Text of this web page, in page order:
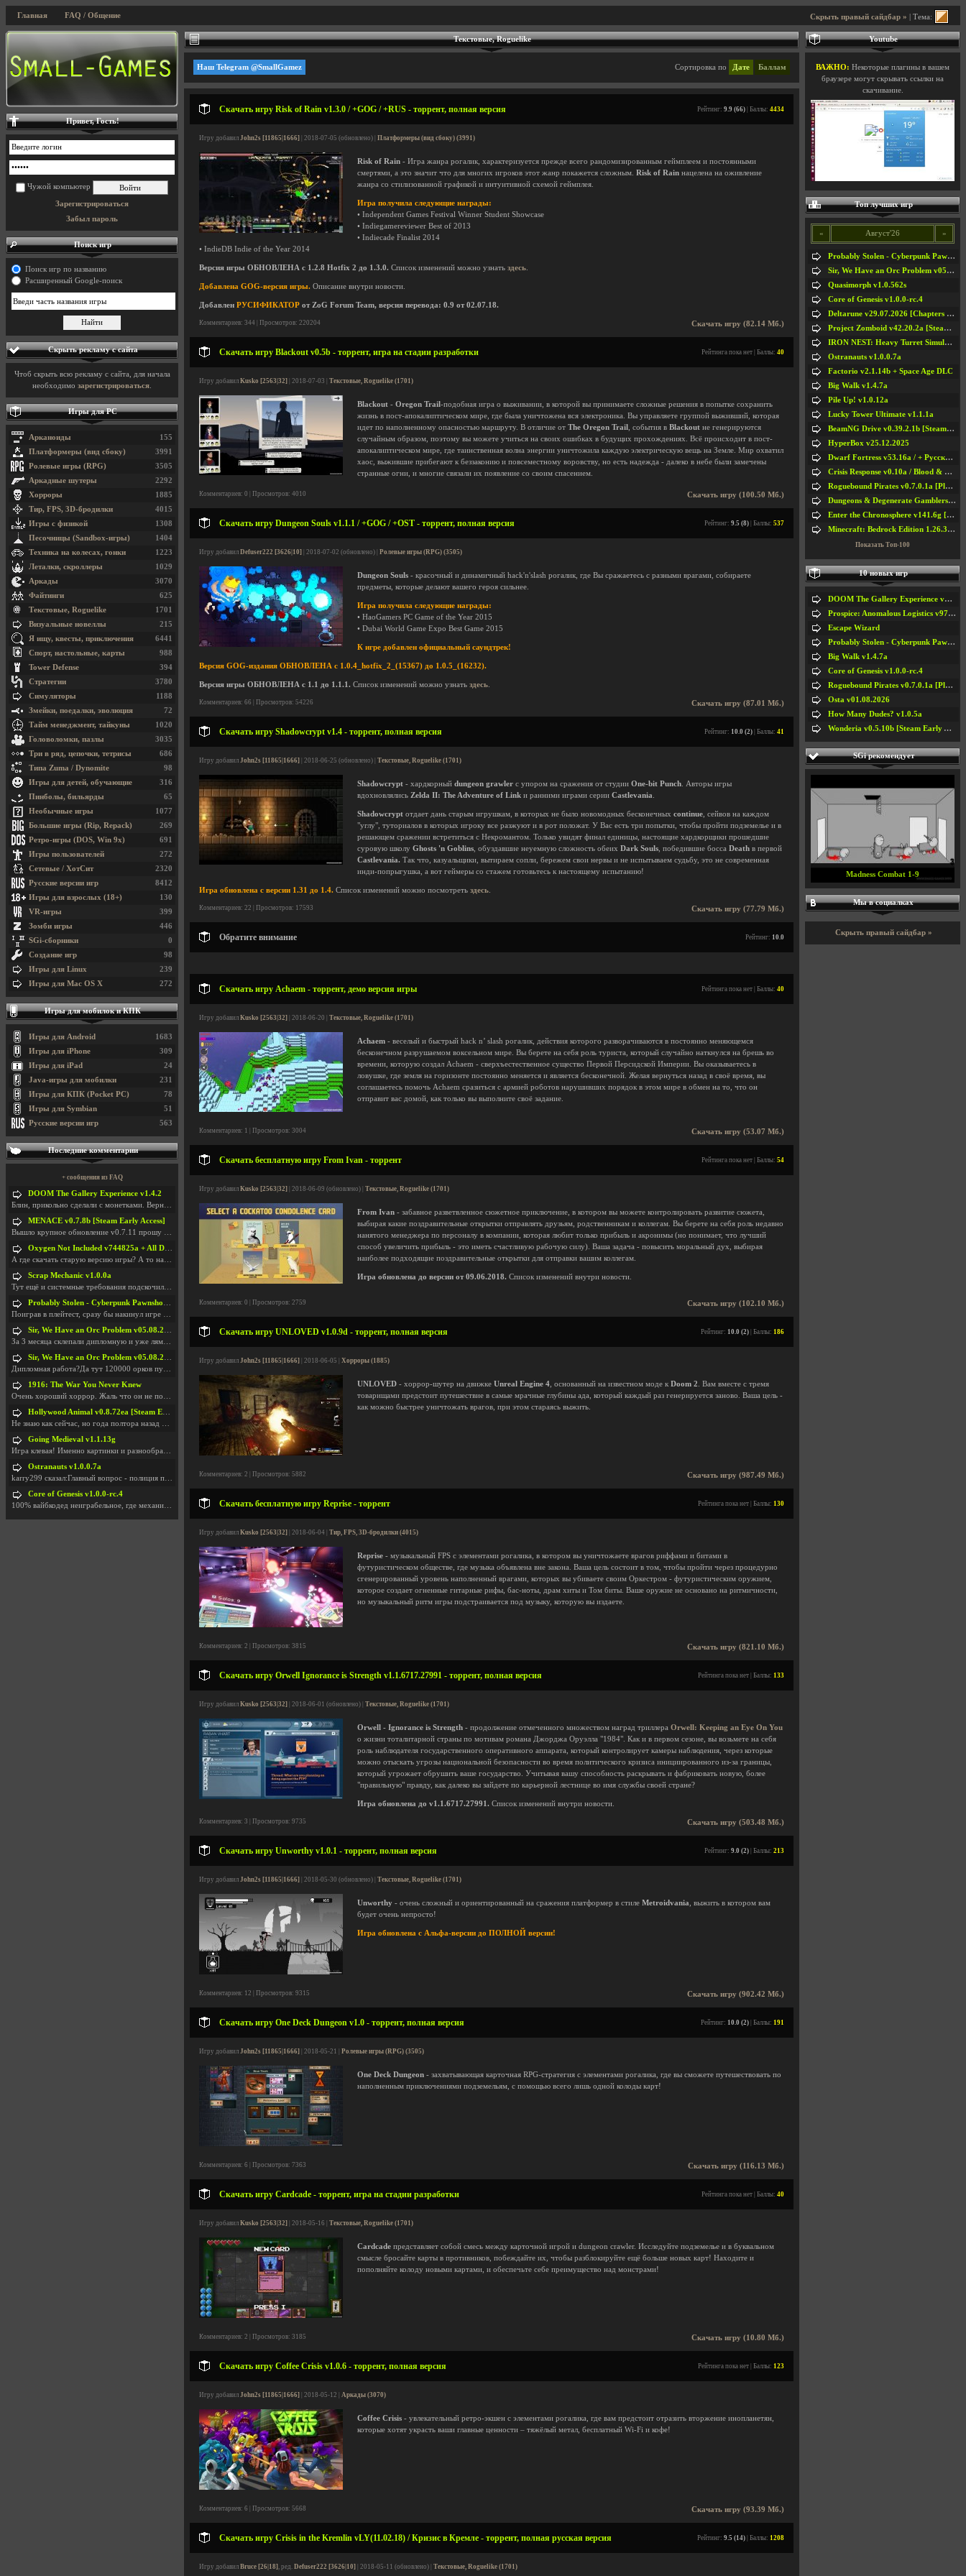
Скрыть правый сайдбар » | Тема:
Главная FAQ / Общение
Текстовые, Roguelike
Сортировка по Дате Баллам
Наш Telegram @SmallGamez
Скачать игру Risk of Rain v1.3.0 / +GOG / +RUS - торрент, полная версия Рейтинг: 9.9 (66) | Баллы: 4434
Игру добавил John2s [11865|1666] | 2018-07-05 (обновлено) | Платформеры (вид сбоку) (3991)
Risk of Rain - Игра жанра рогалик, характеризуется прежде всего рандомизированным геймплеем и постоянными
смертями, а это значит что для многих игроков этот жанр покажется сложным. Risk of Rain нацелена на оживление
жанра со стилизованной графикой и интуитивной схемой геймплея.
Игра получила следующие награды:
• Independent Games Festival Winner Student Showcase
• Indiegamereviewer Best of 2013
• Indiecade Finalist 2014
• IndieDB Indie of the Year 2014
Версия игры ОБНОВЛЕНА с 1.2.8 Hotfix 2 до 1.3.0. Список изменений можно узнать здесь
Добавлена GOG-версия игры. Описание внутри новости.
Добавлен РУСИФИКАТОР от ZoG Forum Team, версия перевода: 0.9 от 02.07.18.
Скачать игру (82.14 Мб.)
Комментариев: 344 | Просмотров: 220204
Скачать игру Blackout v0.5b - торрент, игра на стадии разработки Рейтинга пока нет | Баллы: 40
Игру добавил Kusko [2563|32] | 2018-07-03 | Текстовые, Roguelike (1701)
Blackout - Oregon Trail-подобная игра о выживании, в которой вы принимаете сложные решения в попытке сохранить
жизнь в пост-апокалиптическом мире, где была уничтожена вся электроника. Вы управляете группой выживший, которая
идет по наполненному опасностью маршруту. В отличие от The Oregon Trail , события в Blackout не генерируются
случайным образом, поэтому вы можете учиться на своих ошибках в будущих прохождениях. Всё происходит в пост-
апокалиптическом мире, где таинственная волна энергии уничтожила каждую электрическую вещь на Земле. Мир охватил
хаос, выжившие прибегают к беззаконию и повсеместному воровству, но есть надежда - далеко в небе были замечены
странные огни, и многие связали их появление со своим спасением.
Скачать игру (100.50 Мб.)
Комментариев: 0 | Просмотров: 4010
Скачать игру Dungeon Souls v1.1.1 / +GOG / +OST - торрент, полная версия Рейтинг: 9.5 (8) | Баллы: 537
Игру добавил Defuser222 [3626|10] | 2018-07-02 (обновлено) | Ролевые игры (RPG) (3505)
Dungeon Souls - красочный и динамичный hack'n'slash рогалик, где Вы сражаетесь с разными врагами, собираете
предметы, которые делают вашего героя сильнее.
Игра получила следующие награды:
• HaoGamers PC Game of the Year 2015
• Dubai World Game Expo Best Game 2015
К игре добавлен официальный саундтрек!
Версия GOG-издания ОБНОВЛЕНА с 1.0.4_hotfix_2_(15367) до 1.0.5_(16232).
Версия игры ОБНОВЛЕНА с 1.1 до 1.1.1. Список изменений можно узнать здесь
Скачать игру (87.01 Мб.)
Комментариев: 66 | Просмотров: 54226
Скачать игру Shadowcrypt v1.4 - торрент, полная версия Рейтинг: 10.0 (2) | Баллы: 41
Игру добавил John2s [11865|1666] | 2018-06-25 (обновлено) | Текстовые, Roguelike (1701)
Shadowcrypt - хардкорный dungeon grawler с упором на сражения от студии One-bit Punch . Авторы игры
вдохновлялись Zelda II: The Adventure of Link и ранними играми серии Castlevania
Shadowcrypt отдает дань старым игрушкам, в которых не было новомодных бесконечных continue , сейвов на каждом
"углу", туториалов в которых игроку все разжуют и в рот положат. У Вас есть три попытки, чтобы пройти подземелье и в
решающем сражении встретиться с Некромантом. Только увидят финал единицы, настоящие хардкорщики прошедшие
суровую школу Ghosts 'n Goblins , обуздавшие неуемную сложность обеих Dark Souls , победившие босса Death в первой
Castlevania. Так что, казуальщики, вытираем сопли, бережем свои нервы и не испытываем судьбу, это не современная
инди-попрыгушка, а вот геймеры со стажем готовьтесь к настоящему испытанию!
Игра обновлена с версии 1.31 до 1.4. Список изменений можно посмотреть здесь
Скачать игру (77.79 Мб.)
Комментариев: 22 | Просмотров: 17593
Обратите внимание Рейтинг: 10.0
Скачать игру Achaem - торрент, демо версия игры Рейтинга пока нет | Баллы: 40
Игру добавил Kusko [2563|32] | 2018-06-20 | Текстовые, Roguelike (1701)
Achaem - веселый и быстрый hack n’ slash рогалик, действия которого разворачиваются в постоянно меняющемся
бесконечном разрушаемом воксельном мире. Вы берете на себя роль туриста, который случайно наткнулся на брешь во
времени, которую создал Achaem - сверхъестественное существо Первой Персидской Империи. Вы оказываетесь в
ловушке, где земля на горизонте постоянно меняется и является бесконечной. Желая вернуться назад в своё время, вы
соглашаетесь помочь Achaem сразиться с армией роботов нарушивших порядок в этом мире в обмен на то, что он
отправит вас домой, как только вы выполните своё задание.
Скачать игру (53.07 Мб.)
Комментариев: 1 | Просмотров: 3004
Скачать бесплатную игру From Ivan - торрент Рейтинга пока нет | Баллы: 54
Игру добавил Kusko [2563|32] | 2018-06-09 (обновлено) | Текстовые, Roguelike (1701)
From Ivan - забавное разветвленное сюжетное приключение, в котором вы можете контролировать развитие сюжета,
выбирая какие поздравительные открытки отправлять друзьям, родственникам и коллегам. Вы берете на себя роль недавно
нанятого менеджера по персоналу в компании, которая любит только прибыль и акронимы (но понимает, что лучший
способ увеличить прибыль - это иметь счастливую рабочую силу). Ваша задача - повысить моральный дух, выбирая
наиболее подходящие поздравительные открытки для отправки вашим коллегам.
Игра обновлена до версии от 09.06.2018. Список изменений внутри новости.
Скачать игру (102.10 Мб.)
Комментариев: 0 | Просмотров: 2759
Скачать игру UNLOVED v1.0.9d - торрент, полная версия Рейтинг: 10.0 (2) | Баллы: 186
Игру добавил John2s [11865|1666] | 2018-06-05 | Хорроры (1885)
UNLOVED - хоррор-шутер на движке Unreal Engine 4 , основанный на известном моде к Doom 2 . Вам вместе с тремя
товарищами предстоит путешествие в самые мрачные глубины ада, который каждый раз генерируется заново. Ваша цель -
как можно быстрее уничтожать врагов, при этом стараясь выжить.
Скачать игру (987.49 Мб.)
Комментариев: 2 | Просмотров: 5882
Скачать бесплатную игру Reprise - торрент Рейтинга пока нет | Баллы: 130
Игру добавил Kusko [2563|32] | 2018-06-04 | Тир, FPS, 3D-бродилки (4015)
Reprise - музыкальный FPS с элементами рогалика, в котором вы уничтожаете врагов риффами и битами в
футуристическом обществе, где музыка объявлена вне закона. Ваша цель состоит в том, чтобы пройти через процедурно
сгенерированный уровень наполненный врагами, которых вы убиваете своим Оркестром - футуристическим оружием,
которое создает огненные гитарные рифы, бас-ноты, драм хиты и Том биты. Ваше оружие не основано на ритмичности,
но музыкальный ритм игры подстраивается под музыку, которую вы издаете.
Скачать игру (821.10 Мб.)
Комментариев: 2 | Просмотров: 3815
Скачать игру Orwell Ignorance is Strength v1.1.6717.27991 - торрент, полная версия Рейтинга пока нет | Баллы: 133
Игру добавил Kusko [2563|32] | 2018-06-01 (обновлено) | Текстовые, Roguelike (1701)
Orwell - Ignorance is Strength - продолжение отмеченного множеством наград триллера Orwell: Keeping an Eye On You
о жизни тоталитарной страны по мотивам романа Джорджа Оруэлла "1984". Как и в первом сезоне, вы возьмете на себя
роль наблюдателя государственного оперативного аппарата, который контролирует камеры наблюдения, через которые
можно отыскать угрозы национальной безопасности во время политического кризиса инициированного из-за границы,
который угрожает обрушить ваше государство. Учитывая вашу способность раскрывать и фабриковать новую, более
"правильную" правду, как далеко вы зайдете по карьерной лестнице во имя службы своей стране?
Игра обновлена до v1.1.6717.27991. Список изменений внутри новости.
Скачать игру (503.48 Мб.)
Комментариев: 3 | Просмотров: 9735
Скачать игру Unworthy v1.0.1 - торрент, полная версия Рейтинг: 9.0 (2) | Баллы: 213
Игру добавил John2s [11865|1666] | 2018-05-30 (обновлено) | Текстовые, Roguelike (1701)
Unworthy - очень сложный и ориентированный на сражения платформер в стиле Metroidvania , выжить в котором вам
будет очень непросто!
Игра обновлена с Альфа-версии до ПОЛНОЙ версии!
Скачать игру (902.42 Мб.)
Комментариев: 12 | Просмотров: 9315
Скачать игру One Deck Dungeon v1.0 - торрент, полная версия Рейтинг: 10.0 (2) | Баллы: 191
Игру добавил John2s [11865|1666] | 2018-05-21 | Ролевые игры (RPG) (3505)
One Deck Dungeon - захватывающая карточная RPG-стратегия с элементами рогалика, где вы сможете путешествовать по
наполненным приключениями подземельям, с помощью всего лишь одной колоды карт!
Скачать игру (116.13 Мб.)
Комментариев: 6 | Просмотров: 7363
Скачать игру Cardcade - торрент, игра на стадии разработки Рейтинга пока нет | Баллы: 40
Игру добавил Kusko [2563|32] | 2018-05-16 | Текстовые, Roguelike (1701)
Cardcade представляет собой смесь между карточной игрой и dungeon crawler. Исследуйте подземелье и в буквальном
смысле бросайте карты в противников, побеждайте их, чтобы разблокируйте ещё больше новых карт! Находите и
пополняйте колоду новыми картами, и обеспечьте себе преимущество над монстрами!
Скачать игру (10.80 Мб.)
Комментариев: 2 | Просмотров: 3185
Скачать игру Coffee Crisis v1.0.6 - торрент, полная версия Рейтинга пока нет | Баллы: 123
Игру добавил John2s [11865|1666] | 2018-05-12 | Аркады (3070)
Coffee Crisis - увлекательный ретро-экшен с элементами рогалика, где вам предстоит отразить вторжение инопланетян,
которые хотят украсть ваши главные ценности – тяжёлый метал, бесплатный Wi-Fi и кофе!
Скачать игру (93.39 Мб.)
Комментариев: 6 | Просмотров: 5668
Скачать игру Crisis in the Kremlin vLY(11.02.18) / Кризис в Кремле - торрент, полная русская версия Рейтинг: 9.5 (14) | Баллы: 1208
Игру добавил Bruce [26|18], ред. Defuser222 [3626|10] | 2018-05-11 (обновлено) | Текстовые, Roguelike (1701)
Привет, Гость!
Чужой компьютер
Зарегистрироваться
Забыл пароль
Поиск игр
Поиск игр по названию
Расширенный Google-поиск
Скрыть рекламу с сайта
Чтоб скрыть всю рекламу с сайта, для начала
необходимо зарегистрироваться
Игры для PC
155
Арканоиды
3991
Платформеры (вид сбоку)
3505
Ролевые игры (RPG)
2292
Аркадные шутеры
1885
Хорроры
4015
Тир, FPS, 3D-бродилки
1308
Игры с физикой
1404
Песочницы (Sandbox-игры)
1223
Техника на колесах, гонки
1029
Леталки, скроллеры
3070
Аркады
625
Файтинги
1701
Текстовые, Roguelike
215
Визуальные новеллы
6441
Я ищу, квесты, приключения
988
Спорт, настольные, карты
394
Tower Defense
3780
Стратегии
1188
Симуляторы
72
Змейки, поедалки, эволюция
1020
Тайм менеджмент, тайкуны
3035
Головоломки, пазлы
686
Три в ряд, цепочки, тетрисы
98
Типа Zuma / Dynomite
316
Игры для детей, обучающие
65
Пинболы, бильярды
1077
Необычные игры
269
Большие игры (Rip, Repack)
691
Ретро-игры (DOS, Win 9x)
272
Игры пользователей
2320
Сетевые / ХотСит
8412
Русские версии игр
130
Игры для взрослых (18+)
399
VR-игры
446
Зомби игры
0
SGi-сборники
98
Создание игр
239
Игры для Linux
272
Игры для Mac OS X
Игры для мобилок и КПК
1683
Игры для Android
309
Игры для iPhone
24
Игры для iPad
231
Java-игры для мобилки
78
Игры для КПК (Pocket PC)
51
Игры для Symbian
563
Русские версии игр
Последние комментарии
+ сообщения из FAQ
DOOM The Gallery Experience v1.4.2
Блин, прикольно сделали с монетками. Вернулся в св
MENACE v0.7.8b [Steam Early Access]
Вышло крупное обновление v0.7.11 прошу обновить
Oxygen Not Included v744825a + All DLC
А где скачать старую версию игры? А то на новой но
Scrap Mechanic v1.0.0a
Тут ещё и системные требования подскочили. Если не
Probably Stolen - Cyberpunk Pawnshop Simulator v048c [Playtest]
Поиграв в плейтест, сразу бы накинул игре наивысши
Sir, We Have an Orc Problem v05.08.2026
За 3 месяца склепали дипломную и уже лям двести ба
Sir, We Have an Orc Problem v05.08.2026
Дипломная работа?Да тут 120000 орков путь выбирают
1916: The War You Never Knew
Очень хороший хоррор. Жаль что он не получил должн
Hollywood Animal v0.8.72ea [Steam Early Access]
Не знаю как сейчас, но года полтора назад игра был
Going Medieval v1.1.13g
Игра клевая! Именно картинки и разнообразия в стро
Ostranauts v1.0.0.7a
karry299 сказал:Главный вопрос - полиция по-прежне
Core of Genesis v1.0.0-rc.4
100% вайбкодед неиграбельное, где механики знает т
Youtube
ВАЖНО: Некоторые плагины в вашем
браузере могут скрывать ссылки на
скачивание.
Топ лучших игр
« Август'26 »
Probably Stolen - Cyberpunk Pawnshop Simulator v048c [Playtest]
Sir, We Have an Orc Problem v05.08.2026
Quasimorph v1.0.562s
Core of Genesis v1.0.0-rc.4
Deltarune v29.07.2026 [Chapters 1-5] / + RUS [Chapters 1-5]
Project Zomboid v42.20.2a [Steam Early Access]
IRON NEST: Heavy Turret Simulator v1.0a
Ostranauts v1.0.0.7a
Factorio v2.1.14b + Space Age DLC
Big Walk v1.4.7a
Pile Up! v1.0.12a
Lucky Tower Ultimate v1.1.1a
BeamNG Drive v0.39.2.1b [Steam Early Access]
HyperBox v25.12.2025
Dwarf Fortress v53.16a / + Русская Версия v50.12a
Crisis Response v0.10a / Blood & Bullet
Roguebound Pirates v0.7.0.1a [Playtest]
Dungeons & Degenerate Gamblers v2.0.2a
Enter the Chronosphere v141.6g [Steam Early Access]
Minecraft: Bedrock Edition 1.26.33.1a / + TLauncher v2.89
Показать Топ-100
10 новых игр
DOOM The Gallery Experience v1.4.2
Prospice: Anomalous Logistics v97 [Playtest]
Escape Wizard
Probably Stolen - Cyberpunk Pawnshop Simulator v048c [Playtest]
Big Walk v1.4.7a
Core of Genesis v1.0.0-rc.4
Roguebound Pirates v0.7.0.1a [Playtest]
Osta v01.08.2026
How Many Dudes? v1.0.5a
Wonderia v0.5.10b [Steam Early Access]
SGi рекомендует
Madness Combat 1-9
Мы в социалках
Скрыть правый сайдбар »